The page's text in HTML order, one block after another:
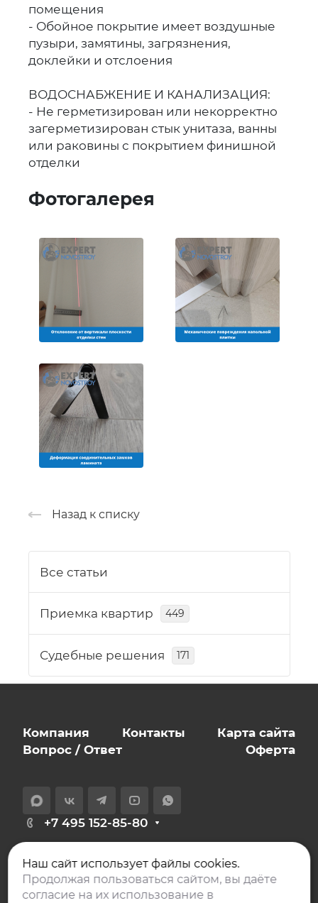
помещения
- Обойное покрытие имеет воздушные
пузыри, замятины, загрязнения,
доклейки и отслоения
ВОДОСНАБЖЕНИЕ И КАНАЛИЗАЦИЯ:
- Не герметизирован или некорректно
загерметизирован стык унитаза, ванны
или раковины с покрытием финишной
отделки
Фотогалерея
Назад к списку
Все статьи
Приемка квартир 449
Судебные решения 171
Компания Контакты
Карта сайта
Вопрос / Ответ
Оферта
+7 495 152-85-80
129626, Москва,
проспект Мира, дом 106, офис 401
Наш сайт использует файлы cookies.
Продолжая пользоваться сайтом, вы даёте
согласие на их использование в